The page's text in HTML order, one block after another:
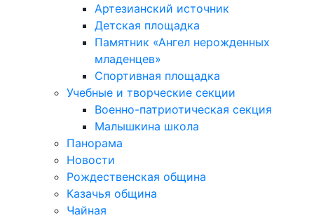
Артезианский источник
Детская площадка
Памятник «Ангел нерожденных
младенцев»
Спортивная площадка
Учебные и творческие секции
Военно-патриотическая секция
Малышкина школа
Панорама
Новости
Рождественская община
Казачья община
Чайная